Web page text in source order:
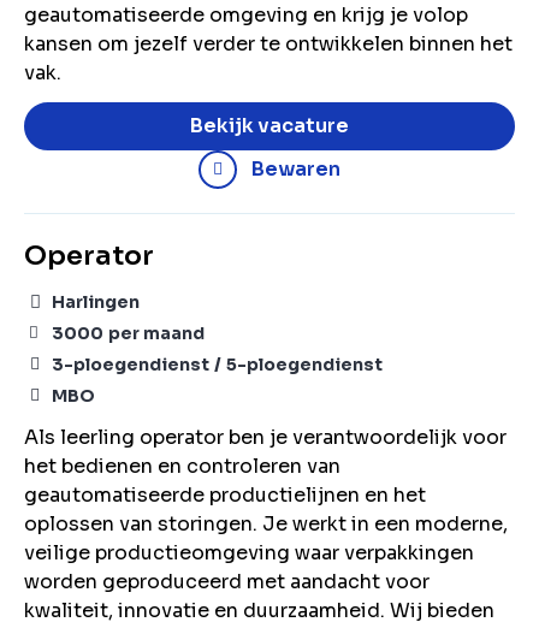
geautomatiseerde omgeving en krijg je volop
kansen om jezelf verder te ontwikkelen binnen het
vak.
Bekijk vacature
Bewaren
Operator
Harlingen
3000 per maand
3-ploegendienst
5-ploegendienst
MBO
Als leerling operator ben je verantwoordelijk voor
het bedienen en controleren van
geautomatiseerde productielijnen en het
oplossen van storingen. Je werkt in een moderne,
veilige productieomgeving waar verpakkingen
worden geproduceerd met aandacht voor
kwaliteit, innovatie en duurzaamheid. Wij bieden